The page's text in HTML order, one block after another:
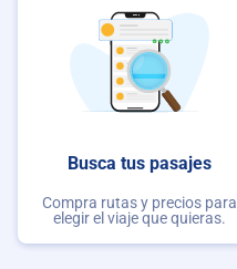
Busca tus pasajes
Compra rutas y precios para
elegir el viaje que quieras.